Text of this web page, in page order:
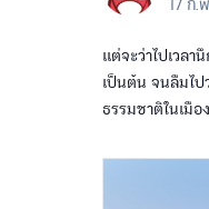
แต่จะว่าไปเวล
เป็นต้น จนลืมไ
ธรรมชาติในเมื